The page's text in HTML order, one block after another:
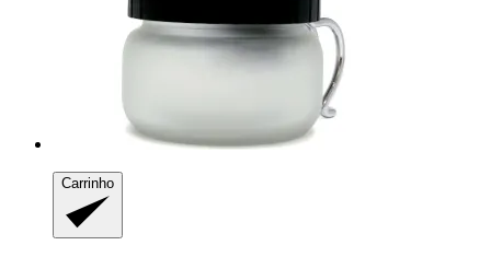
Carrinho